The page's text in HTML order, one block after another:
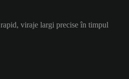
viraje largi precise în timpul